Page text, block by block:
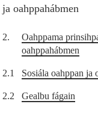
ja oahppahábmen
2.
Oahppama
oahppahábmen
2.1 Sosiála oahppan ja
2.2 Gealbu fágain